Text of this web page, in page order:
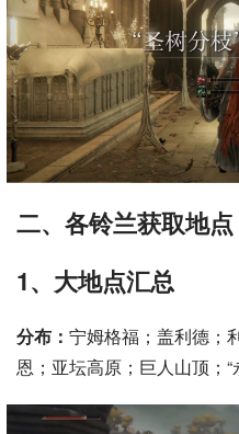
二、各铃兰获取地点
1、大地点汇总
分布： 宁姆格福；盖利德；
恩；亚坛高原；巨人山顶；“